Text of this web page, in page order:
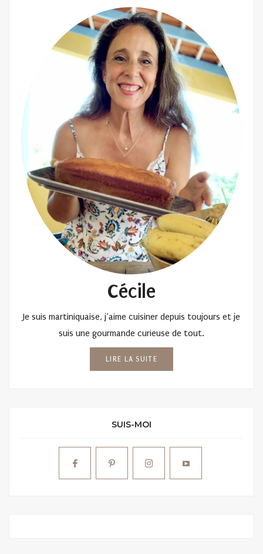
Cécile
Je suis martiniquaise, j’aime cuisiner depuis toujours et je
suis une gourmande curieuse de tout.
LIRE LA SUITE
SUIS-MOI